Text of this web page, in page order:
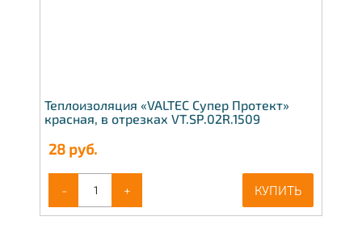
Теплоизоляция «VALTEC Супер Протект»
красная, в отрезках VT.SP.02R.1509
28 руб.
- + КУПИТЬ